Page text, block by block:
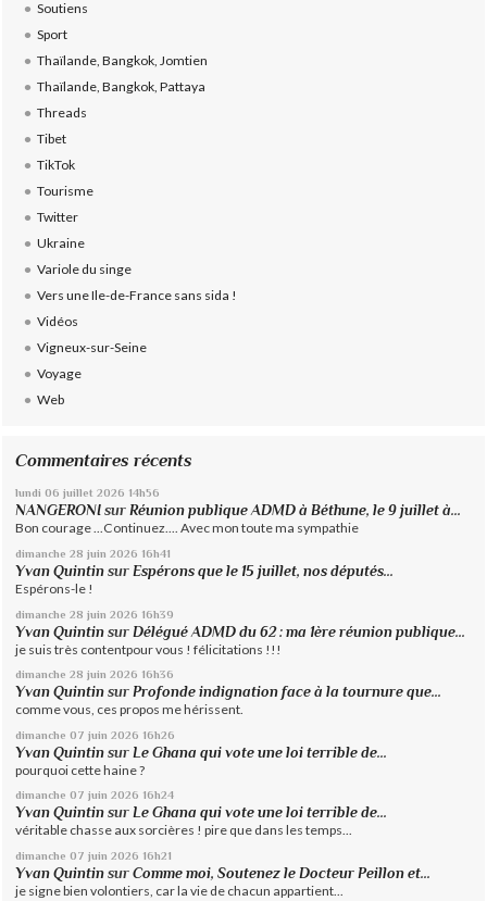
Soutiens
Sport
Thaïlande, Bangkok, Jomtien
Thaïlande, Bangkok, Pattaya
Threads
Tibet
TikTok
Tourisme
Twitter
Ukraine
Variole du singe
Vers une Ile-de-France sans sida !
Vidéos
Vigneux-sur-Seine
Voyage
Web
Commentaires récents
lundi 06 juillet 2026 14h56
NANGERONI surRéunion publique ADMD à Béthune, le 9 juillet à...
Bon courage ...Continuez.... Avec mon toute ma sympathie
dimanche 28 juin 2026 16h41
Yvan Quintin surEspérons que le 15 juillet, nos députés...
Espérons-le !
dimanche 28 juin 2026 16h39
Yvan Quintin surDélégué ADMD du 62 : ma 1ère réunion publique...
je suis très contentpour vous ! félicitations !!!
dimanche 28 juin 2026 16h36
Yvan Quintin surProfonde indignation face à la tournure que...
comme vous, ces propos me hérissent.
dimanche 07 juin 2026 16h26
Yvan Quintin sur Le Ghana qui vote une loi terrible de...
pourquoi cette haine ?
dimanche 07 juin 2026 16h24
Yvan Quintin surLe Ghana qui vote une loi terrible de...
véritable chasse aux sorcières ! pire que dans les temps...
dimanche 07 juin 2026 16h21
Yvan Quintin surComme moi, Soutenez le Docteur Peillon et...
je signe bien volontiers, car la vie de chacun appartient...